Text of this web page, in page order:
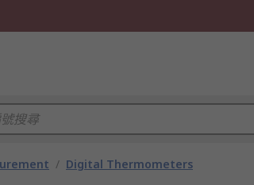
/ Digital Thermometers